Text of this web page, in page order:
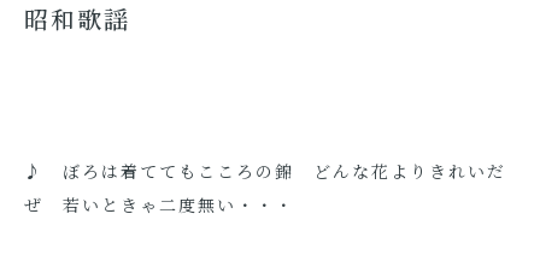
昭和歌謡
♪ ぼろは着ててもこころの錦 どんな花よりきれいだ
ぜ 若いときゃ二度無い・・・